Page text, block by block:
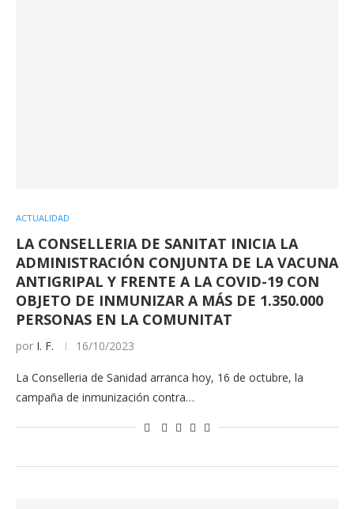
ACTUALIDAD
LA CONSELLERIA DE SANITAT INICIA LA
ADMINISTRACIÓN CONJUNTA DE LA VACUNA
ANTIGRIPAL Y FRENTE A LA COVID-19 CON
OBJETO DE INMUNIZAR A MÁS DE 1.350.000
PERSONAS EN LA COMUNITAT
por I. F. 16/10/2023
La Conselleria de Sanidad arranca hoy, 16 de octubre, la
campaña de inmunización contra…